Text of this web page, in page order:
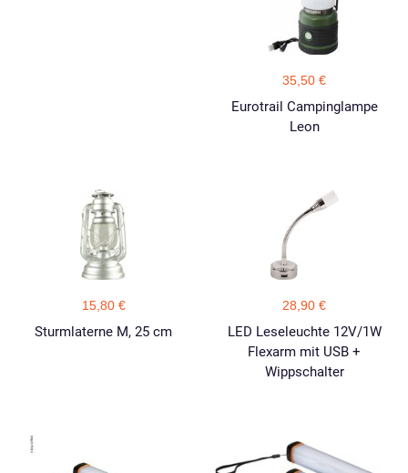
35,50 €
Eurotrail Campinglampe
Leon
15,80 €
Sturmlaterne M, 25 cm
28,90 €
LED Leseleuchte 12V/1W
Flexarm mit USB +
Wippschalter